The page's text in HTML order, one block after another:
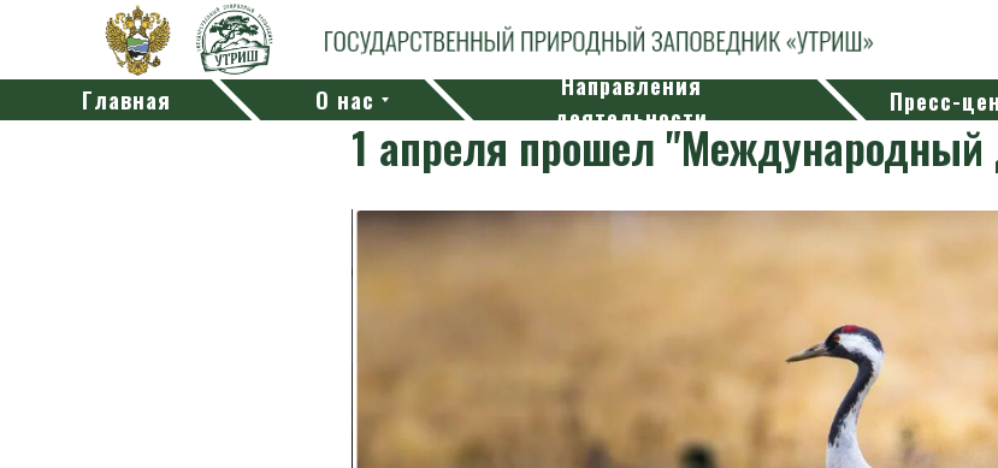
Пресс-
Направления
деятельности
О нас
Главная
1 апреля прошел "Международный